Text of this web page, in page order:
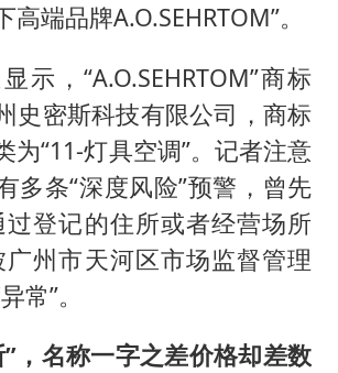
端品牌A.O.SEHRTOM”。
示，“A.O.SEHRTOM”商标
史密斯科技有限公司，商标
为“11-灯具空调”。记者注意
多条“深度风险”预警，曾先
过登记的住所或者经营场所
广州市天河区市场监督管理
常”。
，名称一字之差价格却差数